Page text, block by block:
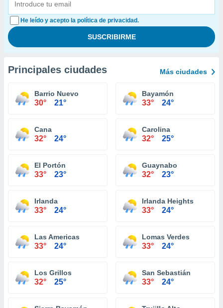
He leído y acepto la política de privacidad.
Principales ciudades Más ciudades
Barrio Nuevo
30° 21°
Bayamón
33° 24°
Cana
32° 24°
Carolina
32° 25°
El Portón
33° 23°
Guaynabo
32° 23°
Irlanda
33° 24°
Irlanda Heights
33° 24°
Las Americas
33° 24°
Lomas Verdes
33° 24°
Los Grillos
32° 25°
San Sebastián
33° 24°